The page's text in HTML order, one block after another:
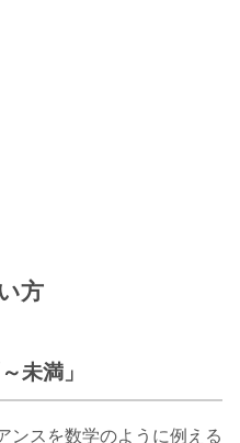
方
未満」
ンスを数学のように例える